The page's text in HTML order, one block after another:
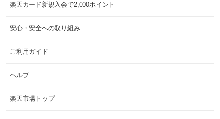
楽天カード新規入会で2,000ポイント
安心・安全への取り組み
ご利用ガイド
ヘルプ
楽天市場トップ